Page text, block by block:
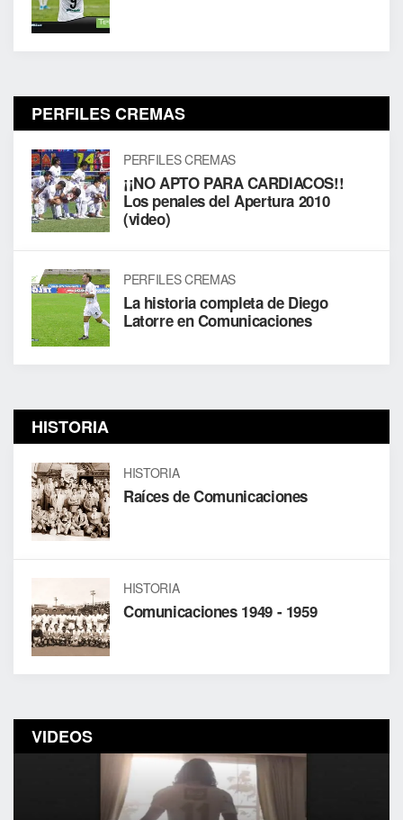
PERFILES CREMAS
PERFILES CREMAS
¡¡NO APTO PARA CARDIACOS!!
Los penales del Apertura 2010
(video)
PERFILES CREMAS
La historia completa de Diego
Latorre en Comunicaciones
HISTORIA
HISTORIA
Raíces de Comunicaciones
HISTORIA
Comunicaciones 1949 - 1959
VIDEOS